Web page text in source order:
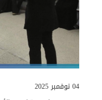
04 نوفمبر 2025